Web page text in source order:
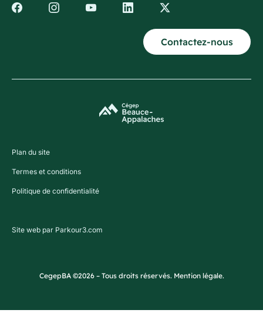
Contactez-nous
Plan du site
Termes et conditions
Politique de confidentialité
Site web par Parkour3.com
CegepBA ©2026 – Tous droits réservés. Mention légale.